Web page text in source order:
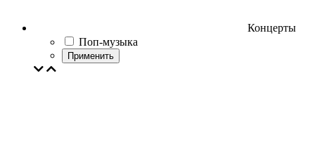
Концерты
Поп-музыка
Применить